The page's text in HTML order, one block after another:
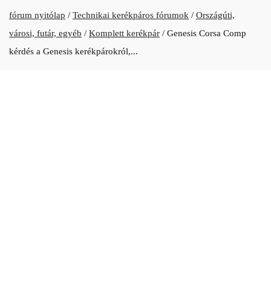
fórum nyitólap / Technikai kerékpáros fórumok / Országúti,
városi, futár, egyéb / Komplett kerékpár / Genesis Corsa Comp
kérdés a Genesis kerékpárokról,...